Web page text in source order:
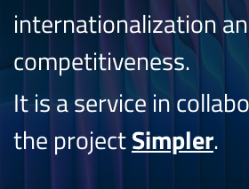
internationalization
competitiveness.
It is a service in
the projectSimpler.